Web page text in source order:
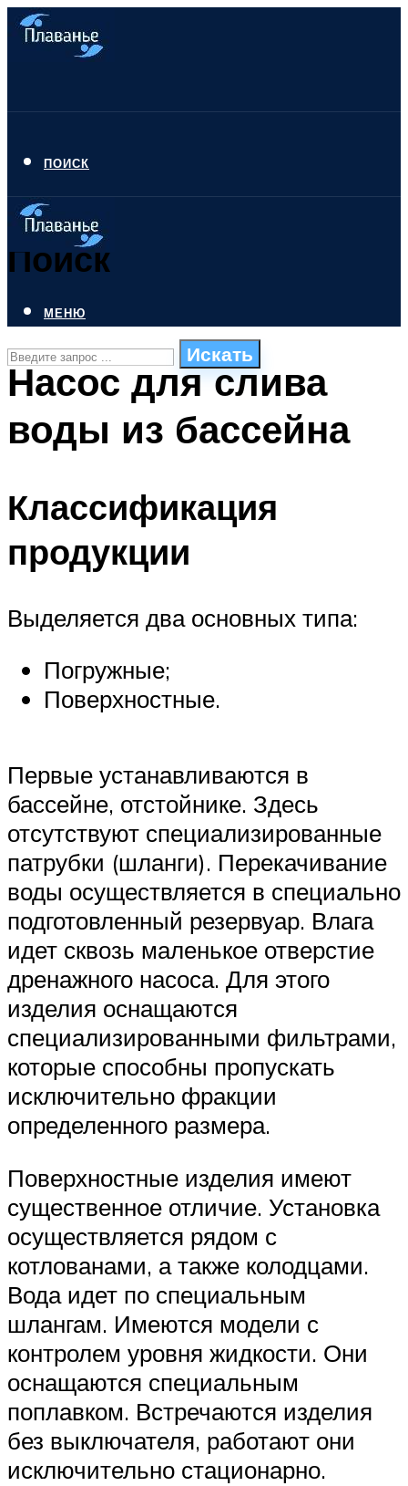
ПОИСК
Поиск
Искать
СТИЛИ ПЛАВАНЬЯ
ПЛАВАНЬЕ ДЛЯ ДЕТЕЙ
ОЧИСТКА БАССЕЙНОВ
МЕНЮ
МЕНЮ
Насос для слива
воды из бассейна
Классификация
продукции
Выделяется два основных типа:
Погружные;
Поверхностные.
Первые устанавливаются в
бассейне, отстойнике. Здесь
отсутствуют специализированные
патрубки (шланги). Перекачивание
воды осуществляется в специально
подготовленный резервуар. Влага
идет сквозь маленькое отверстие
дренажного насоса. Для этого
изделия оснащаются
специализированными фильтрами,
которые способны пропускать
исключительно фракции
определенного размера.
Поверхностные изделия имеют
существенное отличие. Установка
осуществляется рядом с
котлованами, а также колодцами.
Вода идет по специальным
шлангам. Имеются модели с
контролем уровня жидкости. Они
оснащаются специальным
поплавком. Встречаются изделия
без выключателя, работают они
исключительно стационарно.